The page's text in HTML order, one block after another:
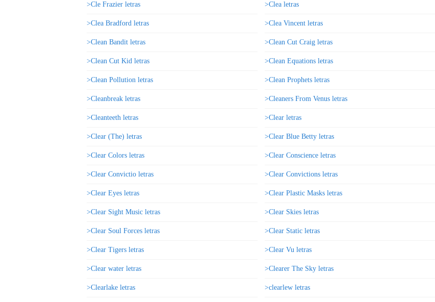
>Cle Frazier letras >Clea letras
>Clea Bradford letras >Clea Vincent letras
>Clean Bandit letras >Clean Cut Craig letras
>Clean Cut Kid letras >Clean Equations letras
>Clean Pollution letras >Clean Prophets letras
>Cleanbreak letras >Cleaners From Venus letras
>Cleanteeth letras >Clear letras
>Clear (The) letras >Clear Blue Betty letras
>Clear Colors letras >Clear Conscience letras
>Clear Convictio letras >Clear Convictions letras
>Clear Eyes letras >Clear Plastic Masks letras
>Clear Sight Music letras >Clear Skies letras
>Clear Soul Forces letras >Clear Static letras
>Clear Tigers letras >Clear Vu letras
>Clear water letras >Clearer The Sky letras
>Clearlake letras >clearlew letras